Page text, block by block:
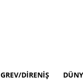
GREV/DIRENIŞ